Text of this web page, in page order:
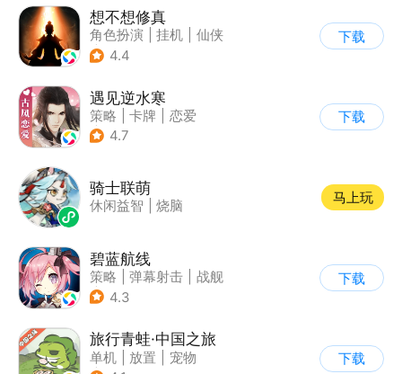
想不想修真
角色扮演 挂机
仙侠
| 文字游戏
4.4
下载
遇见逆水寒
策略 卡牌
恋爱
| 捏脸
4.7
下载
骑士联萌
休闲益智 烧脑
马上玩
碧蓝航线
策略 弹幕射击
战舰
| 美少女
4.3
下载
旅行青蛙·中国之旅
单机 放置
宠物
下载